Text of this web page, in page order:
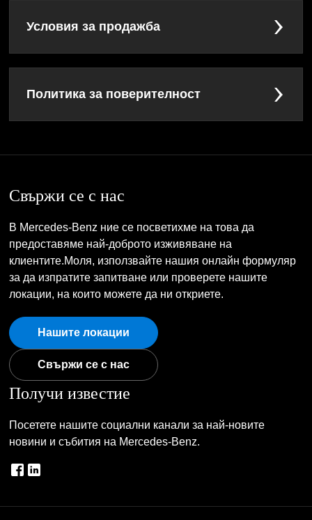
Условия за продажба
Политика за поверителност
Свържи се с нас
В Mercedes-Benz ние се посветихме на това да
предоставяме най-доброто изживяване на
клиентите.Моля, използвайте нашия онлайн формуляр
за да изпратите запитване или проверете нашите
локации, на които можете да ни откриете.
Нашите локации
Свържи се с нас
Получи известие
Посетете нашите социални канали за най-новите
новини и събития на Mercedes-Benz.